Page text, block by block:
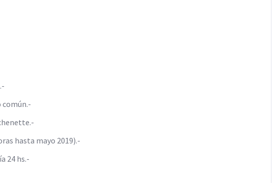
común.-
hasta mayo 2019).-
24 hs.-